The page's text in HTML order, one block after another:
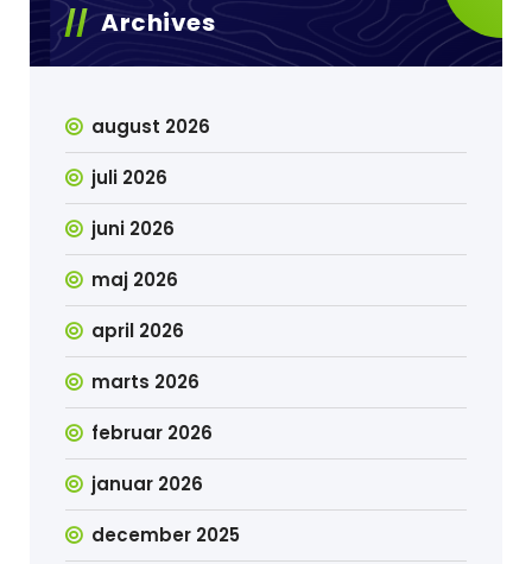
Archives
august 2026
juli 2026
juni 2026
maj 2026
april 2026
marts 2026
februar 2026
januar 2026
december 2025